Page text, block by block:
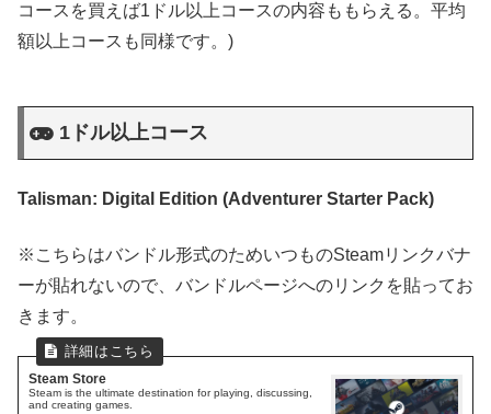
コースを買えば1ドル以上コースの内容ももらえる。平均
額以上コースも同様です。)
1ドル以上コース
Talisman: Digital Edition (Adventurer Starter Pack)
※こちらはバンドル形式のためいつものSteamリンクバナ
ーが貼れないので、バンドルページへのリンクを貼ってお
きます。
Steam Store
Steam is the ultimate destination for playing, discussing,
and creating games.